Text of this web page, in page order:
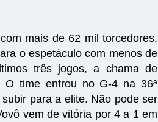
mais de 62 mil torcedores,
o espetáculo com menos de
três jogos, a chama de
O time entrou no G-4 na 36ª
para a elite. Não pode ser
vem de vitória por 4 a 1 em